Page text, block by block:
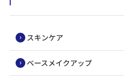
スキンケア
ベースメイクアップ